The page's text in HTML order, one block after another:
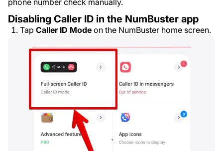
phone number check manually.
Disabling Caller ID in the NumBuster app
Tap Caller ID Mode on the NumBuster home screen.